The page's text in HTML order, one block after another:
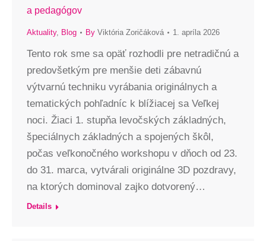
a pedagógov
Aktuality, Blog By Viktória Zoričáková 1. apríla 2026
Tento rok sme sa opäť rozhodli pre netradičnú a
predovšetkým pre menšie deti zábavnú
výtvarnú techniku vyrábania originálnych a
tematických pohľadníc k blížiacej sa Veľkej
noci. Žiaci 1. stupňa levočských základných,
špeciálnych základných a spojených škôl,
počas veľkonočného workshopu v dňoch od 23.
do 31. marca, vytvárali originálne 3D pozdravy,
na ktorých dominoval zajko dotvorený…
Details